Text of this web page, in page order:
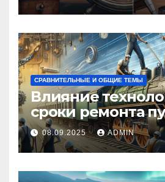
СРАВНИТЕЛЬНЫЕ И ОБЩИЕ ТЕМЫ
Влияние
сроки ремонта
08.09.2025 ADMIN